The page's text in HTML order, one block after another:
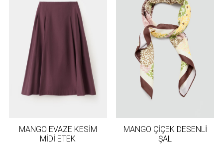
MANGO EVAZE KESİM
MİDİ ETEK
MANGO ÇİÇEK DESENLİ
ŞAL